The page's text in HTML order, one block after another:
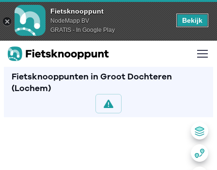
Fietsknooppunt
NodeMapp BV
GRATIS - In Google Play
Bekijk
Fietsknooppunten in Groot Dochteren
(Lochem)